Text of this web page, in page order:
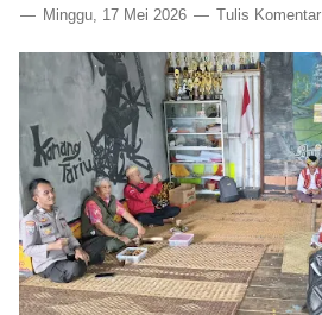
Minggu, 17 Mei 2026 Tulis Komentar